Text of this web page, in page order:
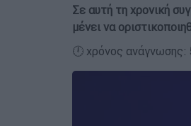
Σε αυτή τη χρονική
μένει να
🕛 χρόνος